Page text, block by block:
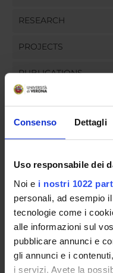
Consenso Dettagli
Uso responsabile dei
Noi e i nostri 1022
personali, ad esempio
tecnologie come i
alle informazioni sul
pubblicare annunci e
gli annunci e i
i servizi. Avete la
RESEARCH
PROJECTS
PUBLICATIONS
ORGANISATION
GOVERNANCE
COMMITTEES
DEPARTMENT
STUDENT